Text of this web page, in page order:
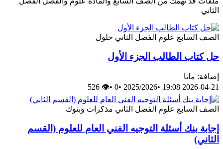
الثاني
الصف السابع علوم الفصل الثاني حلول
حل كتاب الطالب الجزء الأول
إضافة: مايا
2026-04-21 19:08
•
2025/2026
•
0
•
👁 526
الصف السابع علوم الفصل الثاني مذكرات وبنوك
إجابة بنك أسئلة التوجيه الفني العام للعلوم (القسم
الثاني)